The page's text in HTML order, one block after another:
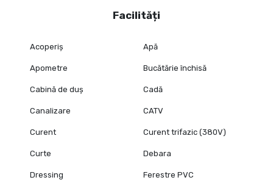
Facilități
Acoperiș Apă
Apometre Bucătărie închisă
Cabină de duș Cadă
Canalizare CATV
Curent Curent trifazic (380V)
Curte Debara
Dressing Ferestre PVC